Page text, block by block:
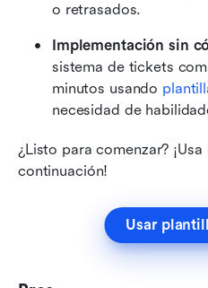
o retrasados.
Implementación sin
sistema de tickets
minutos usando
necesidad de
¿Listo para comenzar?
continuación!
Usar